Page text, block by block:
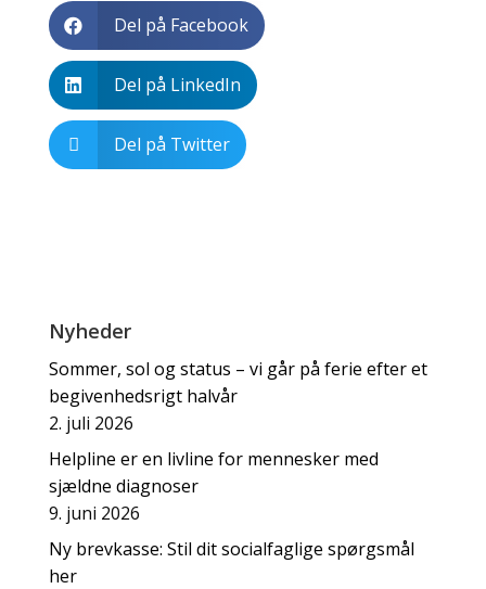
 Del på Facebook
 Del på LinkedIn
 Del på Twitter
Nyheder
Sommer, sol og status – vi går på ferie efter et
begivenhedsrigt halvår
2. juli 2026
Helpline er en livline for mennesker med
sjældne diagnoser
9. juni 2026
Ny brevkasse: Stil dit socialfaglige spørgsmål
her